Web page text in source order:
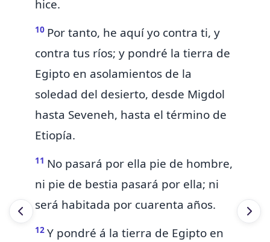
hice.
10 Por tanto, he aquí yo contra ti, y
contra tus ríos; y pondré la tierra de
Egipto en asolamientos de la
soledad del desierto, desde Migdol
hasta Seveneh, hasta el término de
Etiopía.
11 No pasará por ella pie de hombre,
ni pie de bestia pasará por ella; ni
será habitada por cuarenta años.
12 Y pondré á la tierra de Egipto en